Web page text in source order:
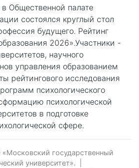
Общественной палате
состоялся круглый стол
будущего. Рейтинг
2026».Участники -
научного
управления образованием
рейтингового исследования
психологического
психологической
в подготовке
сфере.
государственный
университет».